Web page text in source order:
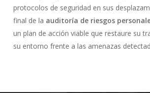
protocolos de seguridad en sus
final de la auditoría de riesgos
un plan de acción viable que restaure su
su entorno frente a las amenazas